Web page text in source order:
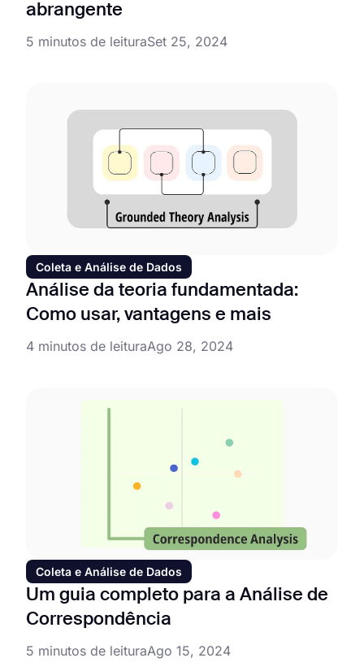
abrangente
5 minutos de leituraSet 25, 2024
Coleta e Análise de Dados
Análise da teoria fundamentada:
Como usar, vantagens e mais
4 minutos de leituraAgo 28, 2024
Coleta e Análise de Dados
Um guia completo para a Análise de
Correspondência
5 minutos de leituraAgo 15, 2024